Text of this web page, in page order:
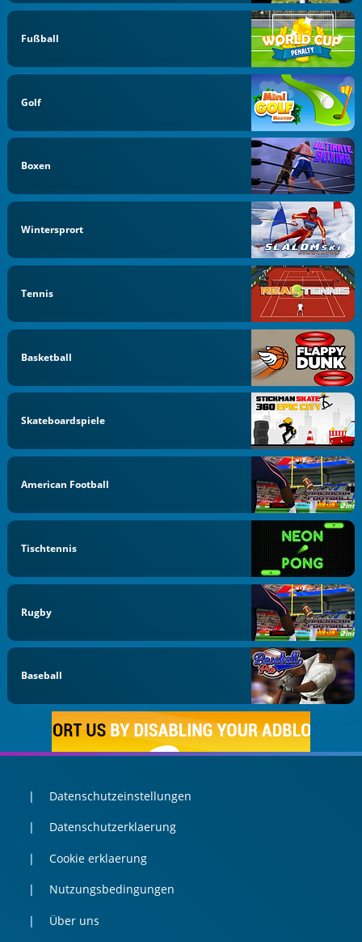
Fußball
Golf
Boxen
Wintersprort
Tennis
Basketball
Skateboardspiele
American Football
Tischtennis
Rugby
Baseball
Datenschutzeinstellungen
Datenschutzerklaerung
Cookie erklaerung
Nutzungsbedingungen
Über uns